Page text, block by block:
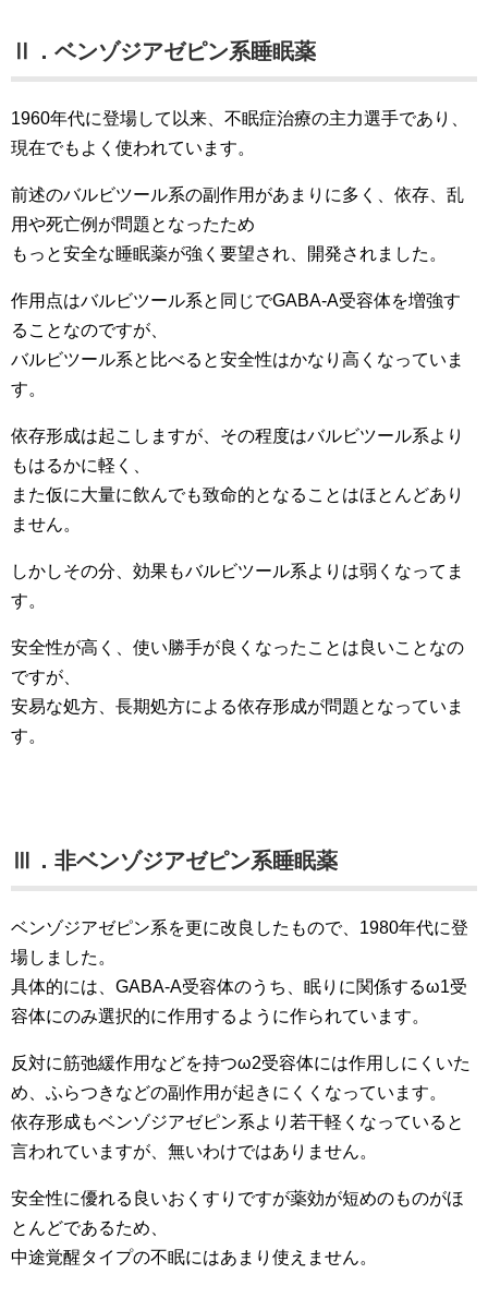
Ⅱ．ベンゾジアゼピン系睡眠薬
1960年代に登場して以来、不眠症治療の主力選手であり、
現在でもよく使われています。
前述のバルビツール系の副作用があまりに多く、依存、乱
用や死亡例が問題となったため
もっと安全な睡眠薬が強く要望され、開発されました。
作用点はバルビツール系と同じでGABA-A受容体を増強す
ることなのですが、
バルビツール系と比べると安全性はかなり高くなっていま
す。
依存形成は起こしますが、その程度はバルビツール系より
もはるかに軽く、
また仮に大量に飲んでも致命的となることはほとんどあり
ません。
しかしその分、効果もバルビツール系よりは弱くなってま
す。
安全性が高く、使い勝手が良くなったことは良いことなの
ですが、
安易な処方、長期処方による依存形成が問題となっていま
す。
Ⅲ．非ベンゾジアゼピン系睡眠薬
ベンゾジアゼピン系を更に改良したもので、1980年代に登
場しました。
具体的には、GABA-A受容体のうち、眠りに関係するω1受
容体にのみ選択的に作用するように作られています。
反対に筋弛緩作用などを持つω2受容体には作用しにくいた
め、ふらつきなどの副作用が起きにくくなっています。
依存形成もベンゾジアゼピン系より若干軽くなっていると
言われていますが、無いわけではありません。
安全性に優れる良いおくすりですが薬効が短めのものがほ
とんどであるため、
中途覚醒タイプの不眠にはあまり使えません。